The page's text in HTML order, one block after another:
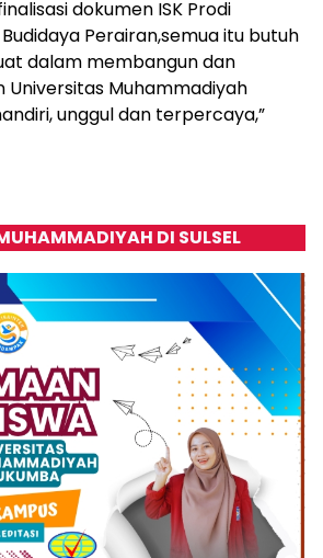
dokumen ISK Prodi
Perairan,semua itu butuh
dalam membangun dan
Muhammadiyah
unggul dan terpercaya,”
DI SULSEL